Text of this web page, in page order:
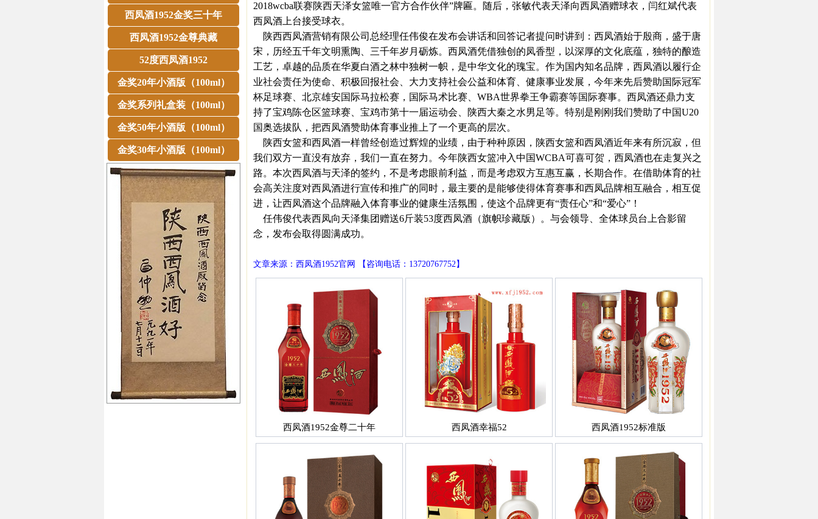
西凤酒1952金奖三十年
西凤酒1952金尊典藏
52度西凤酒1952
金奖20年小酒版（100ml）
金奖系列礼盒装（100ml）
金奖50年小酒版（100ml）
金奖30年小酒版（100ml）
2018wcba联赛陕西天泽女篮唯一官方合作伙伴”牌匾。随后，张敏代表天泽向西凤酒赠球衣，闫红斌代表
西凤酒上台接受球衣。
陕西西凤酒营销有限公司总经理任伟俊在发布会讲话和回答记者提问时讲到：西凤酒始于殷商，盛于唐
宋，历经五千年文明熏陶、三千年岁月砺炼。西凤酒凭借独创的凤香型，以深厚的文化底蕴，独特的酿造
工艺，卓越的品质在华夏白酒之林中独树一帜，是中华文化的瑰宝。作为国内知名品牌，西凤酒以履行企
业社会责任为使命、积极回报社会、大力支持社会公益和体育、健康事业发展，今年来先后赞助国际冠军
杯足球赛、北京雄安国际马拉松赛，国际马术比赛、WBA世界拳王争霸赛等国际赛事。西凤酒还鼎力支
持了宝鸡陈仓区篮球赛、宝鸡市第十一届运动会、陕西大秦之水男足等。特别是刚刚我们赞助了中国U20
国奥选拔队，把西凤酒赞助体育事业推上了一个更高的层次。
陕西女篮和西凤酒一样曾经创造过辉煌的业绩，由于种种原因，陕西女篮和西凤酒近年来有所沉寂，但
我们双方一直没有放弃，我们一直在努力。今年陕西女篮冲入中国WCBA可喜可贺，西凤酒也在走复兴之
路。本次西凤酒与天泽的签约，不是考虑眼前利益，而是考虑双方互惠互赢，长期合作。在借助体育的社
会高关注度对西凤酒进行宣传和推广的同时，最主要的是能够使得体育赛事和西凤品牌相互融合，相互促
进，让西凤酒这个品牌融入体育事业的健康生活氛围，使这个品牌更有“责任心”和“爱心”！
任伟俊代表西凤向天泽集团赠送6斤装53度西凤酒（旗帜珍藏版）。与会领导、全体球员台上合影留
念，发布会取得圆满成功。
文章来源：西凤酒1952官网 【咨询电话：13720767752】
西凤酒1952金尊二十年 西凤酒幸福52 西凤酒1952标准版